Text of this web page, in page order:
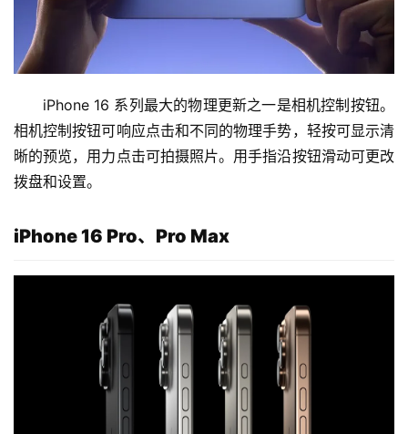
iPhone 16 系列最大的物理更新之一是相机控制按钮。
相机控制按钮可响应点击和不同的物理手势，轻按可显示清
晰的预览，用力点击可拍摄照片。用手指沿按钮滑动可更改
拨盘和设置。
iPhone 16 Pro、Pro Max